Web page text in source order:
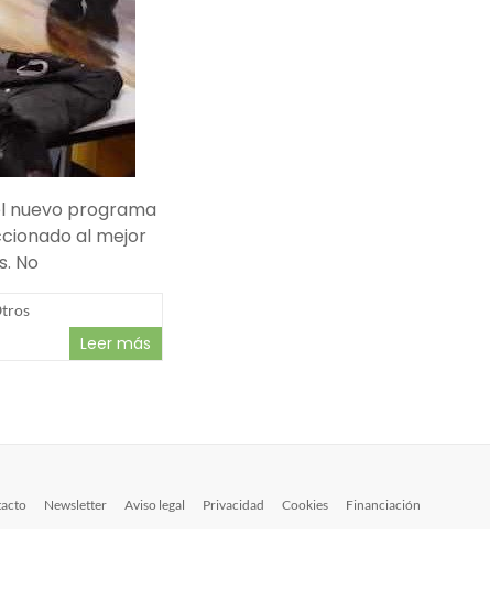
nuevo programa
al mejor
No
Leer más
Newsletter Aviso legal Privacidad Cookies Financiación